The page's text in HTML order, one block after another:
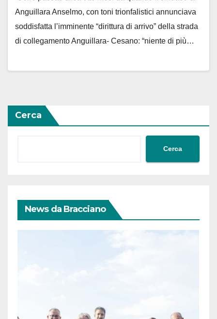
Anguillara Anselmo, con toni trionfalistici annunciava
soddisfatta l’imminente “dirittura di arrivo” della strada
di collegamento Anguillara- Cesano: “niente di più…
Cerca
Cerca
News da Bracciano